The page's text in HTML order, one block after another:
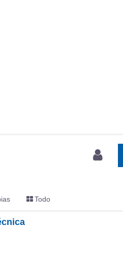
Todo